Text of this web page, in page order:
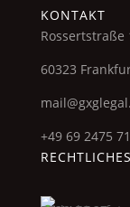
KONTAKT
Rossertstraße
60323
+49 69 2475
RECHTLICHES